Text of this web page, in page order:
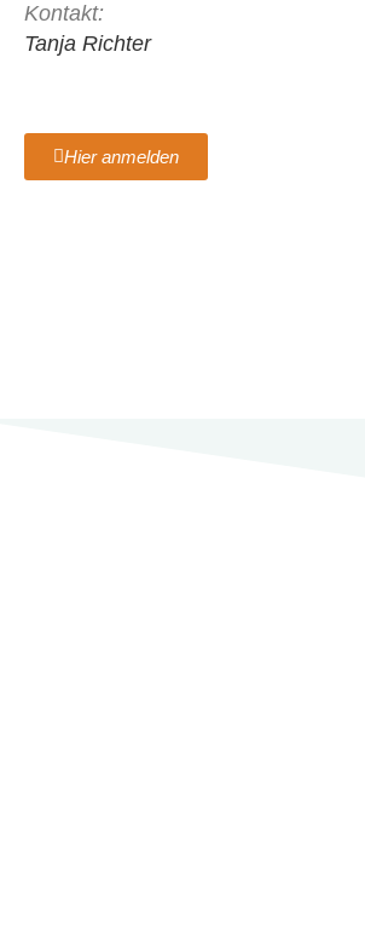
Kontakt:
Tanja Richter
Hier anmelden